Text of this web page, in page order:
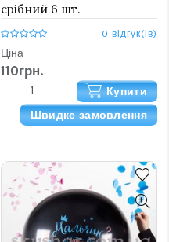
срібний 6 шт.
0 відгук(ів)
Ціна
110грн.
Купити
Швидке замовлення